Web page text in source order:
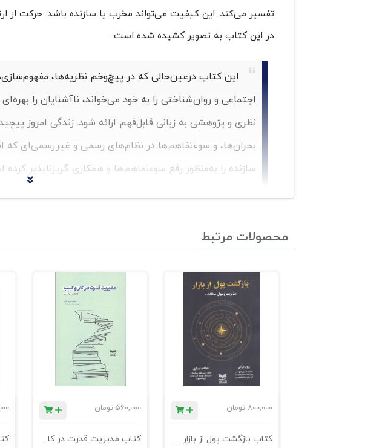
تفسیر می‌کند. این کیفیت می‌تواند مخرب یا سازنده باشد. حرکت از
در این کتاب به تصویر کشیده شده است.
این کتاب درعین‌حالی که در پیچ‌وخم نظریه‌ها،
اجتماعی و روان‌شناختی را به خود می‌خواند، ناآشنایان را
نظری و پژوهشی به زبانی قابل‌فهم ارائه شود. زندگی امروز
بحران‌ها، و سوء‌تفاهم‌ها در نظام‌های رسمی و غیررسمی‌ای که
سازنده را به‌منظور رفع سوء‌تفاهم‌ها و همکاری گریزناپذیر
امروز گستردگی و پیچیدگی فزاینده‌ی زندگی آموزش نظام‌دار
و کاربردی به مهارت‌های ارتباطی بین‌شخصی پرداخته است.
محصولات مرتبط
800,000 تومان
کتاب بازگشت پول از بازار مدیریت وصول مطالبات
560,000 تومان
کتاب مدیریت قدرت در کاروکسب